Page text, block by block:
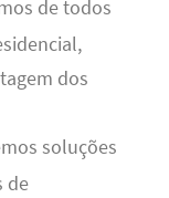
de todos
dos
soluções
de